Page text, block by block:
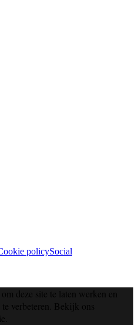
policySocial
deze site te laten werken en
verbeteren. Bekijk ons